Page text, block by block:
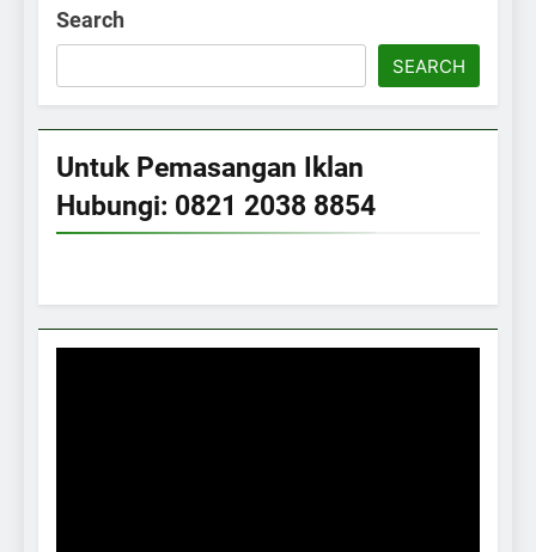
Search
SEARCH
Untuk Pemasangan Iklan
Hubungi: 0821 2038 8854